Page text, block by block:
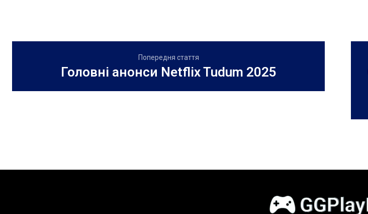
Попередня стаття
Головні анонси Netflix Tudum 2025